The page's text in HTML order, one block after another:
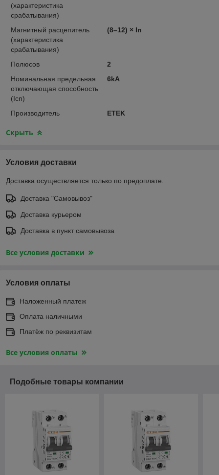
(характеристика
срабатывания)
Магнитный расцепитель
(характеристика
срабатывания)
(8–12) × In
Полюсов
2
Номинальная предельная
отключающая способность
(Icn)
6kA
Производитель ETEK
Скрыть
Условия доставки
Доставка осуществляется только по предоплате.
Доставка "Самовывоз"
Доставка курьером
Доставка в пункт самовывоза
Все условия доставки
Условия оплаты
Наложенный платеж
Оплата наличными
Платёж по реквизитам
Все условия оплаты
Подобные товары компании